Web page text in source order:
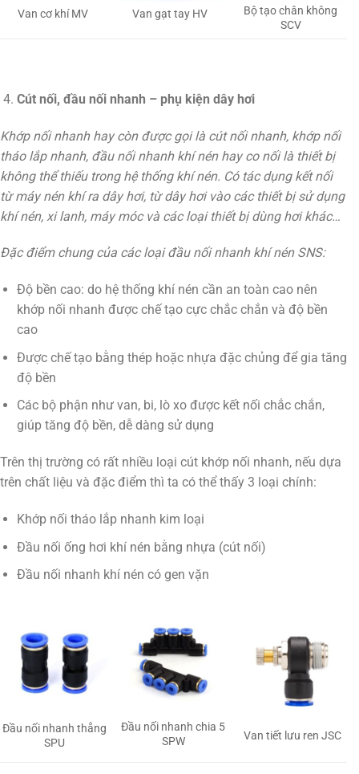
Van cơ khí MV Van gạt tay HV
Bộ tạo chân không
SCV
Cút nối, đầu nối nhanh – phụ kiện dây hơi
Khớp nối nhanh hay còn được gọi là cút nối nhanh, khớp nối
tháo lắp nhanh, đầu nối nhanh khí nén hay co nối là thiết bị
không thể thiếu trong hệ thống khí nén. Có tác dụng kết nối
từ máy nén khí ra dây hơi, từ dây hơi vào các thiết bị sử dụng
khí nén, xi lanh, máy móc và các loại thiết bị dùng hơi khác…
Đặc điểm chung của các loại đầu nối nhanh khí nén SNS:
Độ bền cao: do hệ thống khí nén cần an toàn cao nên
khớp nối nhanh được chế tạo cực chắc chắn và độ bền
cao
Được chế tạo bằng thép hoặc nhựa đặc chủng để gia tăng
độ bền
Các bộ phận như van, bi, lò xo được kết nối chắc chắn,
giúp tăng độ bền, dễ dàng sử dụng
Trên thị trường có rất nhiều loại cút khớp nối nhanh, nếu dựa
trên chất liệu và đặc điểm thì ta có thể thấy 3 loại chính:
Khớp nối tháo lắp nhanh kim loại
Đầu nối ống hơi khí nén bằng nhựa (cút nối)
Đầu nối nhanh khí nén có gen vặn
Đầu nối nhanh thẳng
SPU
Đầu nối nhanh chia 5
SPW
Van tiết lưu ren JSC